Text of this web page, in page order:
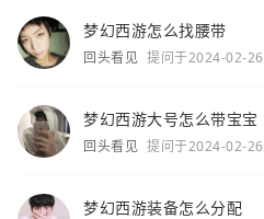
梦幻西游怎么找腰带
回头看见 提问于2024-02-26
梦幻西游大号怎么带宝宝
回头看见 提问于2024-02-26
梦幻西游装备怎么分配